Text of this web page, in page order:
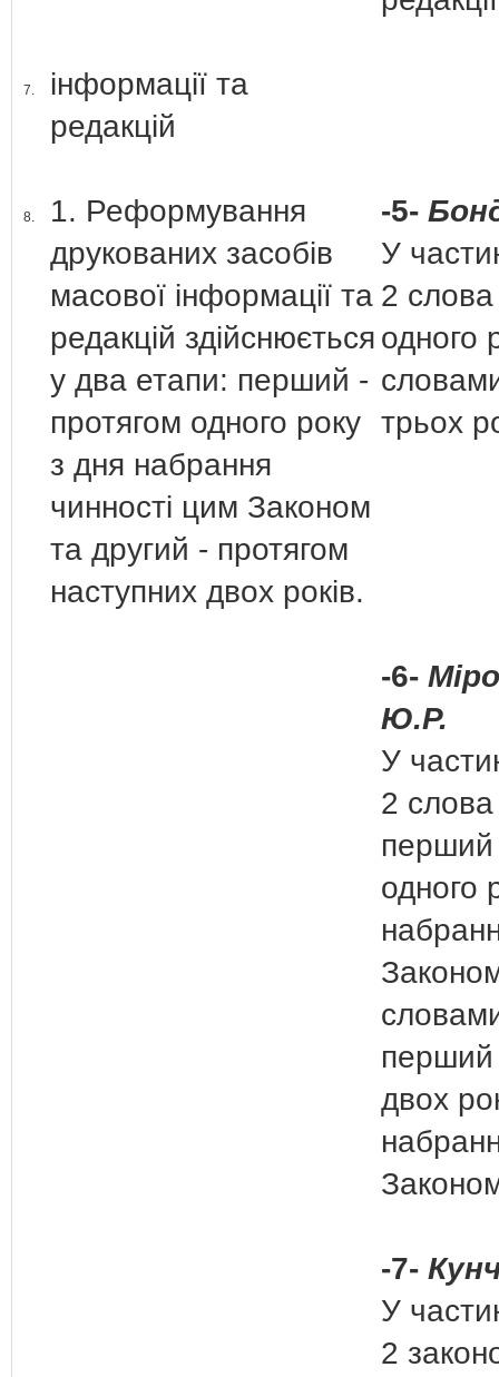
7.
інформації та
редакцій
8.
1. Реформування
друкованих засобів
масової інформації та
редакцій здійснюється
у два етапи: перший -
протягом одного року
з дня набрання
чинності цим Законом
та другий - протягом
наступних двох років.
-5-
У
2
одного
трьох
-6-
Ю.Р.
У
2
одного
двох
-7-
У
2